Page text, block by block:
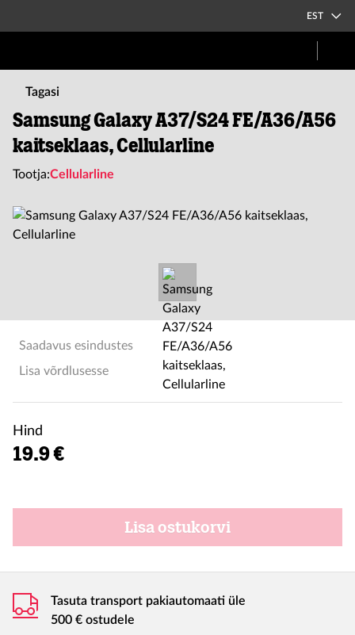
EST
Tagasi
Samsung Galaxy A37/S24 FE/A36/A56
kaitseklaas, Cellularline
Tootja:Cellularline
Saadavus esindustes
Lisa võrdlusesse
Hind
19.9 €
Lisa ostukorvi
Tasuta transport pakiautomaati üle
500 € ostudele